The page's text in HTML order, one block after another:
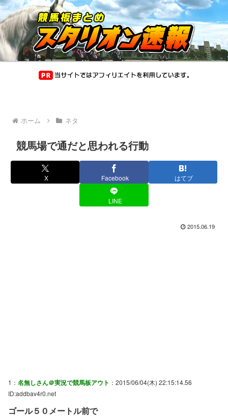
ホーム ネタ
競馬場で通だと思われる行動
X Facebook はてブ
LINE
2015.06.19
1： 名無しさん＠実況で競馬板アウト ：2015/06/04(木) 22:15:14.56
ID:addbav4r0.net
ゴール５０メートル前で